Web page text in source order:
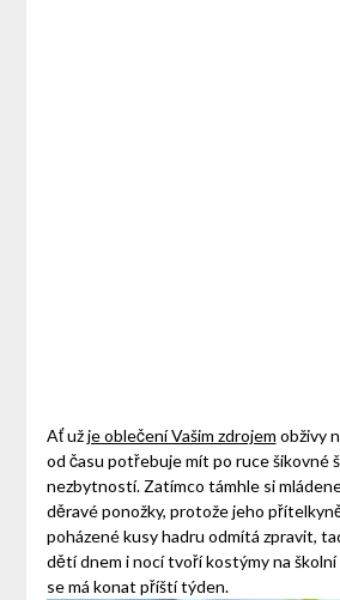
Ať užje oblečení Vašim zdrojem obživy
od času potřebuje mít po ruce šikovné
nezbytností. Zatímco támhle si
děravé ponožky, protože jeho
poházené kusy hadru odmítá zpravit,
dětí dnem i nocí tvoří kostýmy na
se má konat příští týden.